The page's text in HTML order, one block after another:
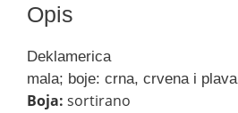
Opis
Deklamerica
mala; boje: crna, crvena i plava
Boja: sortirano